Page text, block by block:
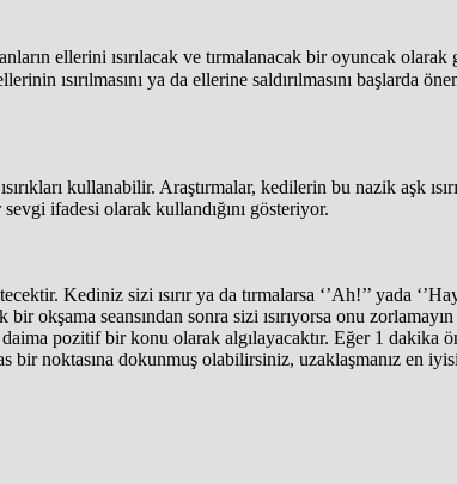
ellerini ısırılacak ve tırmalanacak bir oyuncak
ısırılmasını ya da ellerine saldırılmasını
kullanabilir. Araştırmalar, kedilerin bu nazik aşk
ifadesi olarak kullandığını gösteriyor.
Kediniz sizi ısırır ya da tırmalarsa ‘’Ah!’’ yada
okşama seansından sonra sizi ısırıyorsa onu
pozitif bir konu olarak algılayacaktır. Eğer 1 dakika
noktasına dokunmuş olabilirsiniz, uzaklaşmanız en